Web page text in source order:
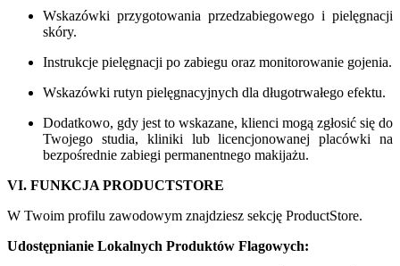
Wskazówki przygotowania przedzabiegowego i pielęgnacji
skóry.
Instrukcje pielęgnacji po zabiegu oraz monitorowanie gojenia.
Wskazówki rutyn pielęgnacyjnych dla długotrwałego efektu.
Dodatkowo, gdy jest to wskazane, klienci mogą zgłosić się do
Twojego studia, kliniki lub licencjonowanej placówki na
bezpośrednie zabiegi permanentnego makijażu.
VI. FUNKCJA PRODUCTSTORE
W Twoim profilu zawodowym znajdziesz sekcję ProductStore.
Udostępnianie Lokalnych Produktów Flagowych: